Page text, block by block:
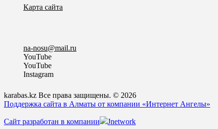
Карта сайта
na-nosu@mail.ru
YouTube
YouTube
Instagram
karabas.kz Все права защищены. © 2026
Поддержка сайта в Алматы от компании «Интернет Ангелы»
Сайт разработан в компании Jnetwork